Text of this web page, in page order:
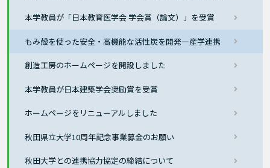
本学教員が「日本教育医学会 学会賞（論文）」を受賞
もみ殻を使った安全・高機能な活性炭を開発―産学連携
創造工房のホームページを開設しました
本学教員が日本建築学会奨励賞を受賞
ホームページをリニューアルしました
秋田県立大学10周年記念事業募金のお願い
秋田大学との連携協力協定の締結について